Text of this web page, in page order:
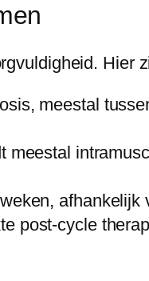
Hier
meestal
meestal
post-cycle